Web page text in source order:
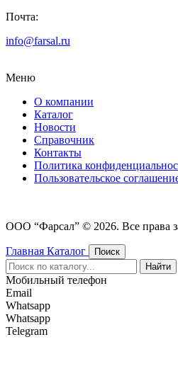
Почта:
info@farsal.ru
Меню
О компании
Каталог
Новости
Cправочник
Контакты
Политика
Пользовательское
ООО “Фарсал” © 2026. Все права
Главная Каталог
Поиск
Найти
Мобильный телефон
Email
Whatsapp
Whatsapp
Telegram